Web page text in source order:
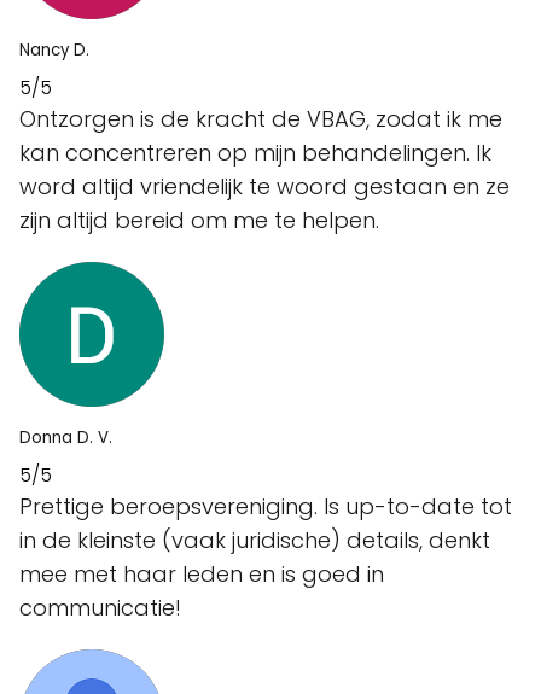
Nancy D.
5/5
Ontzorgen is de kracht de VBAG, zodat ik me
kan concentreren op mijn behandelingen. Ik
word altijd vriendelijk te woord gestaan en ze
zijn altijd bereid om me te helpen.
Donna D. V.
5/5
Prettige beroepsvereniging. Is up-to-date tot
in de kleinste (vaak juridische) details, denkt
mee met haar leden en is goed in
communicatie!